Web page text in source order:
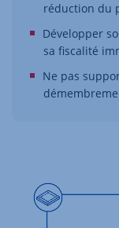
réduction du
Développer
sa fiscalité
Ne pas